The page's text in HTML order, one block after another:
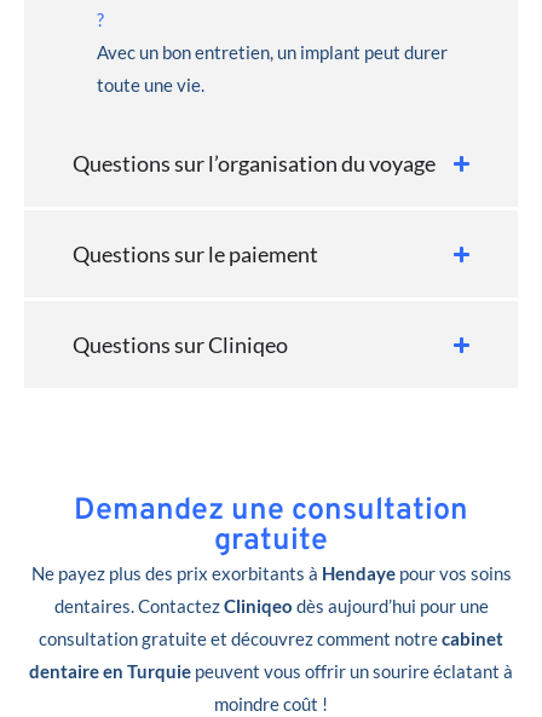
?
Avec un bon entretien, un implant peut durer
toute une vie.
Questions sur l’organisation du voyage
Questions sur le paiement
Questions sur Cliniqeo
Demandez une consultation
gratuite
Ne payez plus des prix exorbitants à Hendayepour vos soins
dentaires. ContactezCliniqeo dès aujourd’hui pour une
consultation gratuite et découvrez comment notrecabinet
dentaire en Turquie peuvent vous offrir un sourire éclatant à
moindre coût !